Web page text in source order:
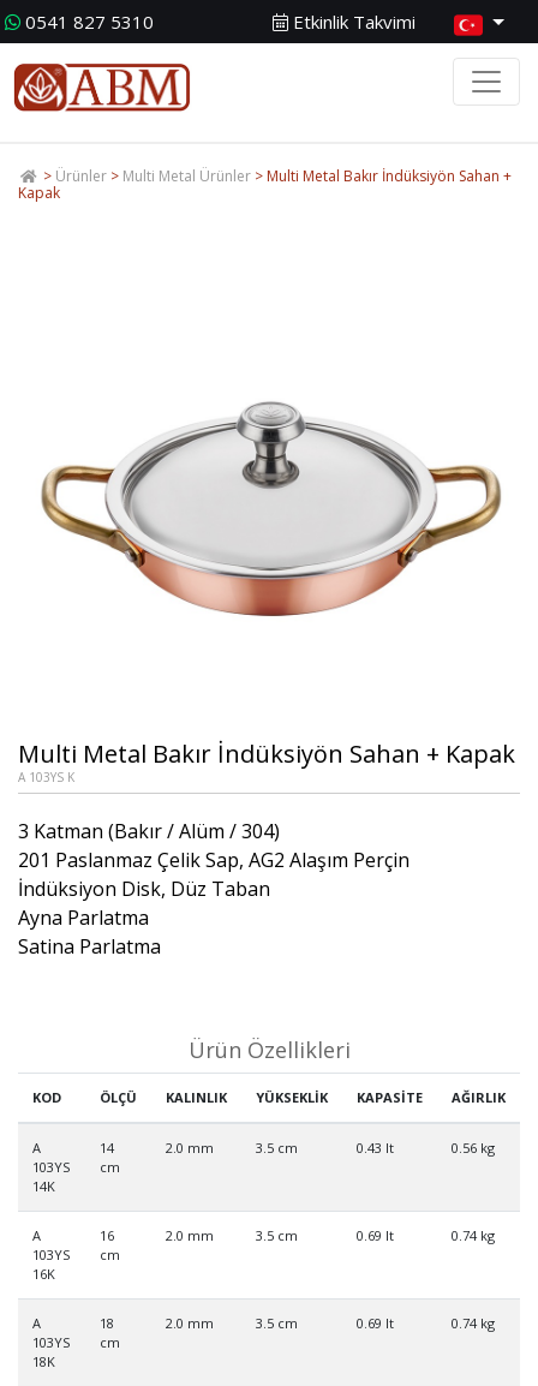
0541 827 5310 Etkinlik Takvimi
> Ürünler > Multi Metal Ürünler > Multi Metal Bakır İndüksiyön Sahan +
Kapak
Multi Metal Bakır İndüksiyön Sahan + Kapak
A 103YS K
3 Katman (Bakır / Alüm / 304)
201 Paslanmaz Çelik Sap, AG2 Alaşım Perçin
İndüksiyon Disk, Düz Taban
Ayna Parlatma
Satina Parlatma
Ürün Özellikleri
KOD ÖLÇÜ KALINLIK YÜKSEKLİK KAPASİTE AĞIRLIK
A
103YS
14K
14
cm
2.0 mm 3.5 cm 0.43 lt 0.56 kg
A
103YS
16K
16
cm
2.0 mm 3.5 cm 0.69 lt 0.74 kg
A
103YS
18K
18
cm
2.0 mm 3.5 cm 0.69 lt 0.74 kg